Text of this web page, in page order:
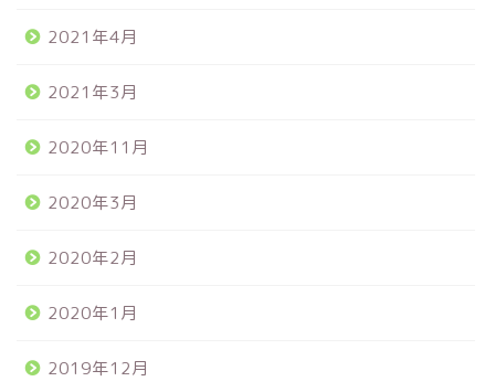
2021年4月
2021年3月
2020年11月
2020年3月
2020年2月
2020年1月
2019年12月